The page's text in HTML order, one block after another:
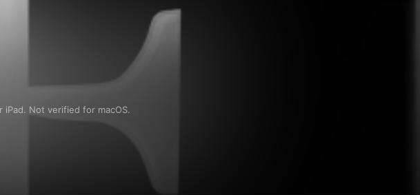
iPad. Not verified for macOS.